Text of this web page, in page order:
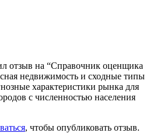
отзыв на “Справочник оценщика
недвижимость и сходные типы
характеристики рынка для
с численностью населения
, чтобы опубликовать отзыв.